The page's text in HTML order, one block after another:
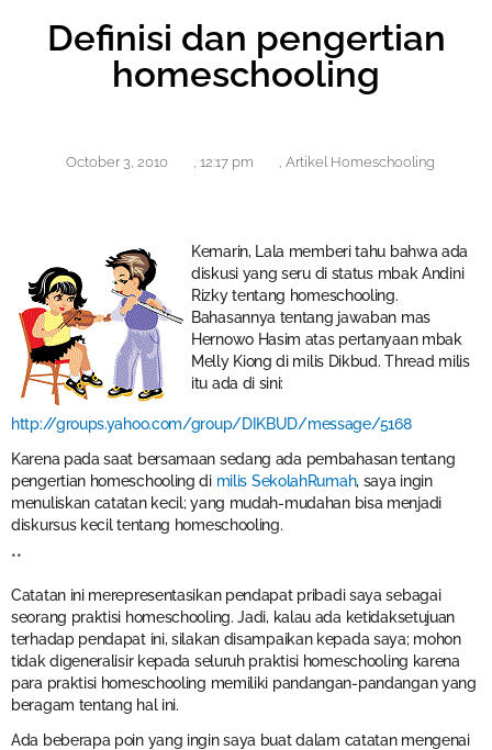
Definisi dan pengertian
homeschooling
October 3, 2010 , 12:17 pm , Artikel Homeschooling
Kemarin, Lala memberi tahu bahwa ada
diskusi yang seru di status mbak Andini
Rizky tentang homeschooling.
Bahasannya tentang jawaban mas
Hernowo Hasim atas pertanyaan mbak
Melly Kiong di milis Dikbud. Thread milis
itu ada di sini:
http://groups.yahoo.com/group/DIKBUD/message/5168
Karena pada saat bersamaan sedang ada pembahasan tentang
pengertian homeschooling di milis SekolahRumah, saya ingin
menuliskan catatan kecil; yang mudah-mudahan bisa menjadi
diskursus kecil tentang homeschooling.
**
Catatan ini merepresentasikan pendapat pribadi saya sebagai
seorang praktisi homeschooling. Jadi, kalau ada ketidaksetujuan
terhadap pendapat ini, silakan disampaikan kepada saya; mohon
tidak digeneralisir kepada seluruh praktisi homeschooling karena
para praktisi homeschooling memiliki pandangan-pandangan yang
beragam tentang hal ini.
Ada beberapa poin yang ingin saya buat dalam catatan mengenai